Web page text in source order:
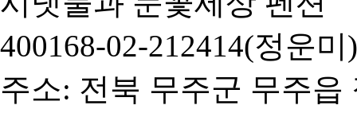
400168-02-212414(정운미)
주소: 전북 무주군 무주읍